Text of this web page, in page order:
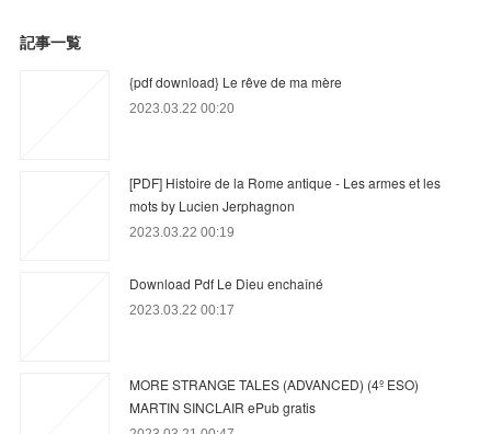
記事一覧
{pdf download} Le rêve de ma mère
2023.03.22 00:20
[PDF] Histoire de la Rome antique - Les armes et les
mots by Lucien Jerphagnon
2023.03.22 00:19
Download Pdf Le Dieu enchaîné
2023.03.22 00:17
MORE STRANGE TALES (ADVANCED) (4º ESO)
MARTIN SINCLAIR ePub gratis